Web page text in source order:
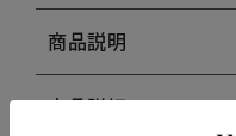
商品説明